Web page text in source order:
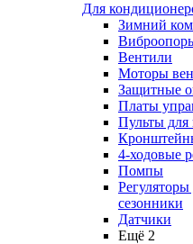
Для
Зимний
Вентили
Моторы
Защитные
Платы
Пульты для
4-ходовые
Помпы
сезонники
Датчики
Ещё 2